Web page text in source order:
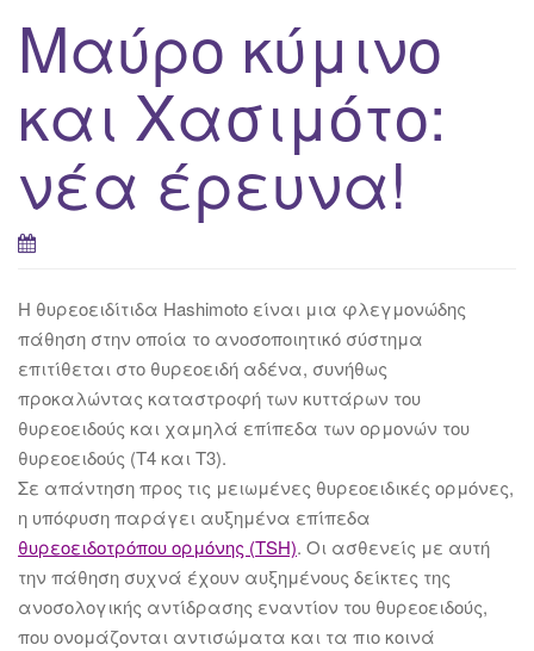
Μαύρο κύμινο
και Χασιμότο:
νέα έρευνα!
Η θυρεοειδίτιδα Hashimoto είναι μια φλεγμονώδης
πάθηση στην οποία το ανοσοποιητικό σύστημα
επιτίθεται στο θυρεοειδή αδένα, συνήθως
προκαλώντας καταστροφή των κυττάρων του
θυρεοειδούς και χαμηλά επίπεδα των ορμονών του
θυρεοειδούς (Τ4 και Τ3).
Σε απάντηση προς τις μειωμένες θυρεοειδικές ορμόνες,
η υπόφυση παράγει αυξημένα επίπεδα
θυρεοειδοτρόπου ορμόνης (TSH). Οι ασθενείς με αυτή
την πάθηση συχνά έχουν αυξημένους δείκτες της
ανοσολογικής αντίδρασης εναντίον του θυρεοειδούς,
που ονομάζονται αντισώματα και τα πιο κοινά